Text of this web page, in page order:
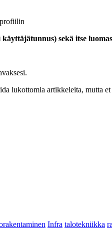
sekä itse
lukottomia artikkeleita, mutta
Infra talotekniikka